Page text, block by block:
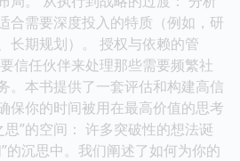
合需要深度投入的特质（例如，研
长期规划）。 授权与依赖的管
信任伙伴来处理那些需要频繁社
。本书提供了一套评估和构建高信
保你的时间被用在最高价值的思考
思”的空间： 许多突破性的想法诞
的沉思中。我们阐述了如何为你的